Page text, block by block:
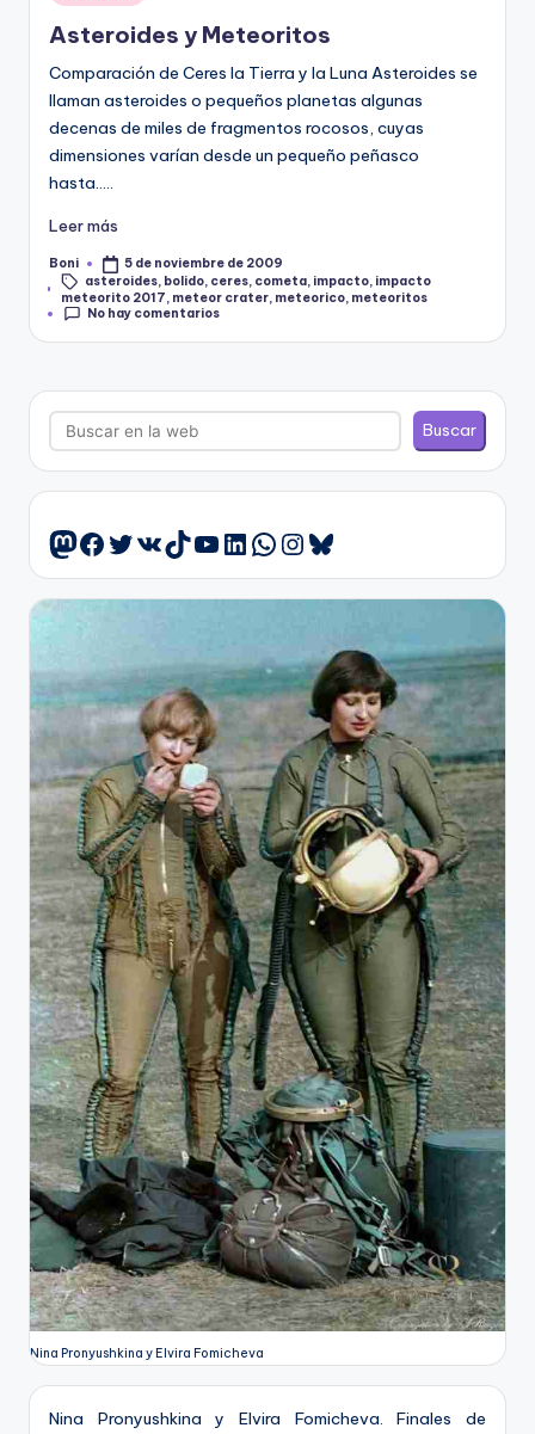
en
Asteroides y Meteoritos
Comparación de Ceres la Tierra y la Luna Asteroides se
llaman asteroides o pequeños planetas algunas
decenas de miles de fragmentos rocosos, cuyas
dimensiones varían desde un pequeño peñasco
hasta…..
Leer más
Publicado
por
Boni
5 de noviembre de 2009
Etiquetas:
asteroides, bolido, ceres, cometa, impacto, impacto
meteorito 2017 meteor crater meteorico meteoritos
No hay comentarios
Buscar
Buscar
Mastodon
Facebook
Twitter
VKTikTok
YouTube
LinkedIn
WhatsApp
Instagram
Bluesky
Nina Pronyushkina y Elvira Fomicheva
Nina Pronyushkina y Elvira Fomicheva. Finales de